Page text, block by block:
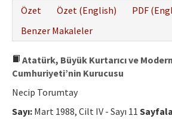
Özet
Özet (English)
PDF
Benzer Makaleler
Atatürk, Büyük Kurtarıcı ve
Cumhuriyeti’nin Kurucusu
Necip Torumtay
Sayı: Mart 1988, Cilt IV - Sayı 11